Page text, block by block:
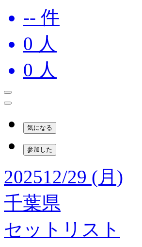
-- 件
0 人
0 人
気になる
参加した
202512/29 (月)
千葉県
セットリスト